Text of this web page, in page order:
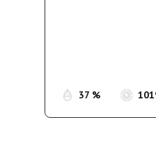
37 %